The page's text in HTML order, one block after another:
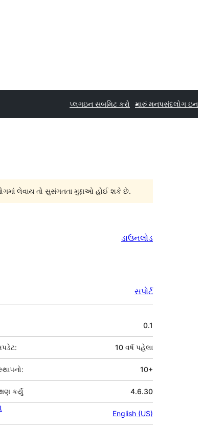
પ્લગઇન સબમિટ કરો મારું મનપસંદલોગ ઇન
લેવાય તો સુસંગતતા મુદ્દાઓ હોઈ શકે છે.
ડાઉનલોડ
સપોર્ટ
0.1
10 વર્ષપહેલા
10+
4.6.30
કર્યું
English (US)